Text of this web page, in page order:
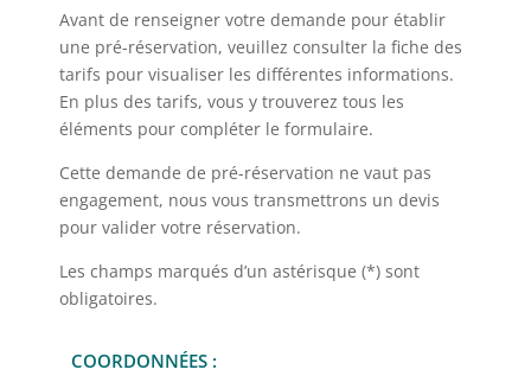
Avant de renseigner votre demande pour établir
une pré-réservation, veuillez consulter la fiche des
tarifs pour visualiser les différentes informations.
En plus des tarifs, vous y trouverez tous les
éléments pour compléter le formulaire.
Cette demande de pré-réservation ne vaut pas
engagement, nous vous transmettrons un devis
pour valider votre réservation.
Les champs marqués d’un astérisque (*) sont
obligatoires.
COORDONNÉES :